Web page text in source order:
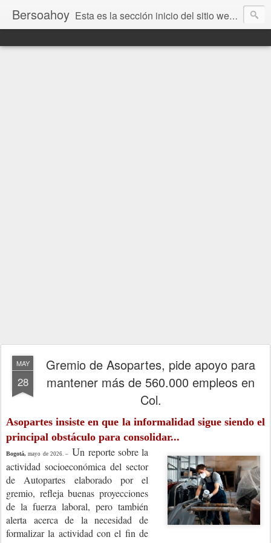
Bersoahoy Esta es la sección inicio del sitio web Bersoahoy con noticias virtuales. Entradas del informativo www.bersoahoy.co
MAY
28
Gremio de Asopartes, pide apoyo para
mantener más de 560.000 empleos en
Col.
Asopartes insiste en que la informalidad sigue siendo el
principal obstáculo para consolidar...
Bogotá, mayo de 2026. – Un reporte sobre la
actividad socioeconómica del sector
de Autopartes elaborado por el
gremio, refleja buenas proyecciones
de la fuerza laboral, pero también
alerta acerca de la necesidad de
formalizar la actividad con el fin de